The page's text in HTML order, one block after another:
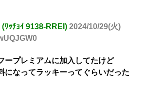
ﾜｯﾁｮｲ 9138-RREI) 2024/10/29(火)
ープレミアムに加入してたけど
になってラッキーってぐらいだった